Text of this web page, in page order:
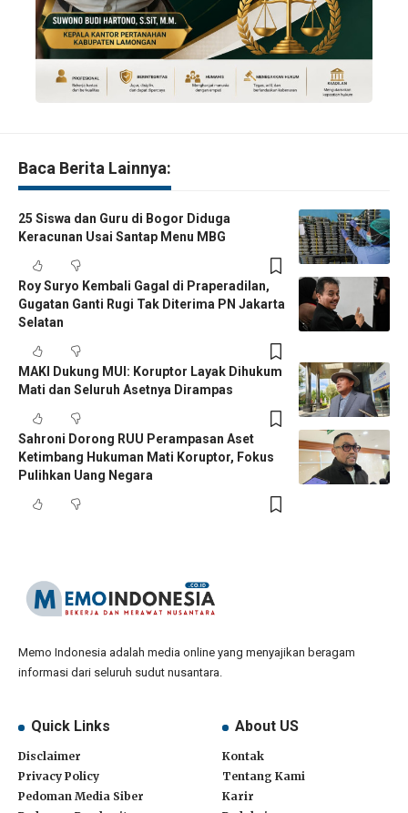
Baca Berita Lainnya:
25 Siswa dan Guru di Bogor Diduga
Keracunan Usai Santap Menu MBG
Roy Suryo Kembali Gagal di Praperadilan,
Gugatan Ganti Rugi Tak Diterima PN Jakarta
Selatan
MAKI Dukung MUI: Koruptor Layak Dihukum
Mati dan Seluruh Asetnya Dirampas
Sahroni Dorong RUU Perampasan Aset
Ketimbang Hukuman Mati Koruptor, Fokus
Pulihkan Uang Negara
Memo Indonesia adalah media online yang menyajikan beragam
informasi dari seluruh sudut nusantara.
Quick Links
Disclaimer
Privacy Policy
Pedoman Media Siber
About US
Kontak
Tentang Kami
Karir